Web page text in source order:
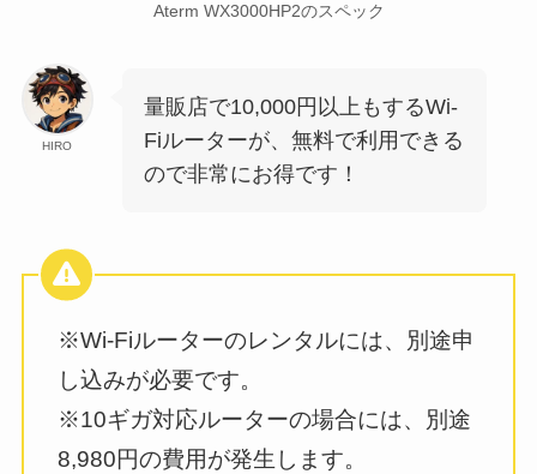
Aterm WX3000HP2のスペック
HIRO
量販店で10,000円以上もするWi-
Fiルーターが、無料で利用できる
ので非常にお得です！
※Wi-Fiルーターのレンタルには、別途申
し込みが必要です。
※10ギガ対応ルーターの場合には、別途
8,980円の費用が発生します。